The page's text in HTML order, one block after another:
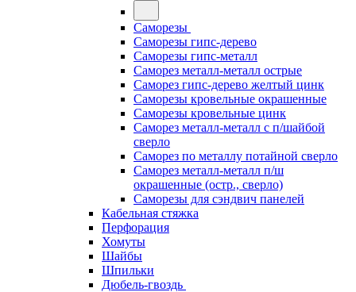
Саморезы
Саморезы гипс-дерево
Саморезы гипс-металл
Саморез металл-металл острые
Саморез гипс-дерево желтый цинк
Саморезы кровельные окрашенные
Саморезы кровельные цинк
Саморез металл-металл с п/шайбой
сверло
Саморез по металлу потайной сверло
Саморез металл-металл п/ш
окрашенные (остр., сверло)
Саморезы для сэндвич панелей
Кабельная стяжка
Перфорация
Хомуты
Шайбы
Шпильки
Дюбель-гвоздь